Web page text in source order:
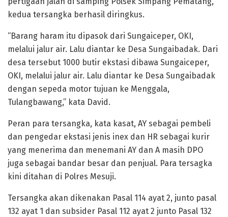
kedua tersangka berhasil diringkus.
“Barang haram itu dipasok dari Sungaiceper, OKI,
melalui jalur air. Lalu diantar ke Desa Sungaibadak. Dari
desa tersebut 1000 butir ekstasi dibawa Sungaiceper,
OKI, melalui jalur air. Lalu diantar ke Desa Sungaibadak
dengan sepeda motor tujuan ke Menggala,
Tulangbawang,” kata David.
Peran para tersangka, kata kasat, AY sebagai pembeli
dan pengedar ekstasi jenis inex dan HR sebagai kurir
yang menerima dan menemani AY dan A masih DPO
juga sebagai bandar besar dan penjual. Para tersagka
kini ditahan di Polres Mesuji.
Tersangka akan dikenakan Pasal 114 ayat 2, junto pasal
132 ayat 1 dan subsider Pasal 112 ayat 2 junto Pasal 132